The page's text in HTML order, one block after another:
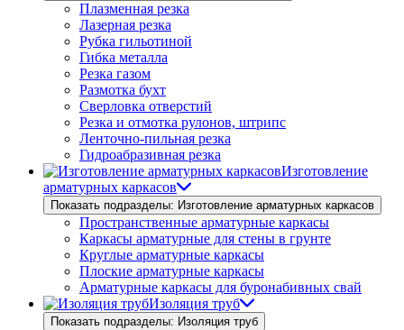
Плазменная резка
Лазерная резка
Рубка гильотиной
Гибка металла
Резка газом
Размотка бухт
Сверловка отверстий
Резка и отмотка рулонов, штрипс
Ленточно-пильная резка
Гидроабразивная резка
Изготовление
арматурных каркасов
Показать подразделы: Изготовление арматурных каркасов
Пространственные арматурные каркасы
Каркасы арматурные для стены в грунте
Круглые арматурные каркасы
Плоские арматурные каркасы
Арматурные каркасы для буронабивных свай
Изоляция труб
Показать подразделы: Изоляция труб